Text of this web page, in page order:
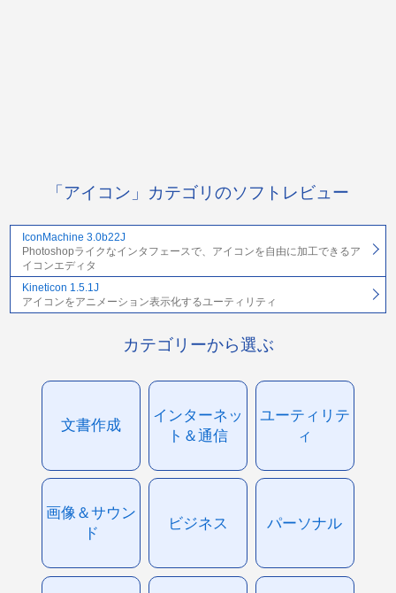
「アイコン」カテゴリのソフトレビュー
IconMachine 3.0b22J
Photoshopライクなインタフェースで、アイコンを自由に加工できるア
イコンエディタ
Kineticon 1.5.1J
アイコンをアニメーション表示化するユーティリティ
カテゴリーから選ぶ
文書作成
インターネッ
ト＆通信
ユーティリテ
ィ
画像＆サウン
ド
ビジネス パーソナル